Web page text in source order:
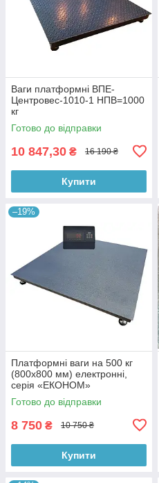
Ваги платформні ВПЕ-
Центровес-1010-1 НПВ=1000
кг
Готово до відправки
10 847,30 ₴ 16 190 ₴
Купити
–19%
Платформні ваги на 500 кг
(800х800 мм) електронні,
серія «ЕКОНОМ»
Готово до відправки
8 750 ₴ 10 750 ₴
Купити